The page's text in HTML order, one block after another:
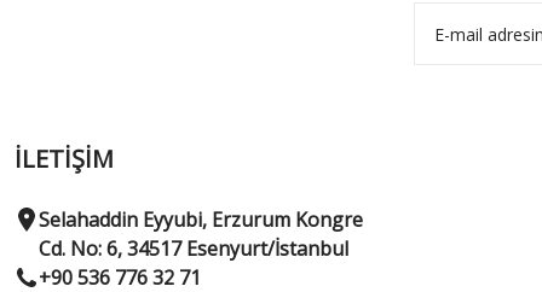
İLETİŞİM
Selahaddin Eyyubi, Erzurum Kongre
Cd. No: 6, 34517 Esenyurt/İstanbul
+90 536 776 32 71